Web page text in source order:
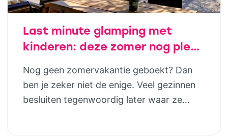
Last minute glamping met
kinderen: deze zomer nog plek
Vodatent en Tendi
Nog geen zomervakantie geboekt? Dan
ben je zeker niet de enige. Veel gezinnen
besluiten tegenwoordig later waar ze